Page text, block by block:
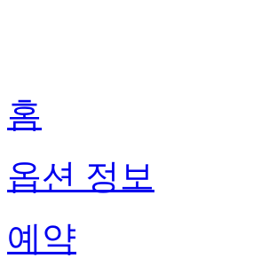
홈
옵션 정보
예약